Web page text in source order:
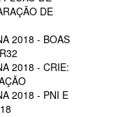
DE
2018 - BOAS
2018 - CRIE:
2018 - PNI E